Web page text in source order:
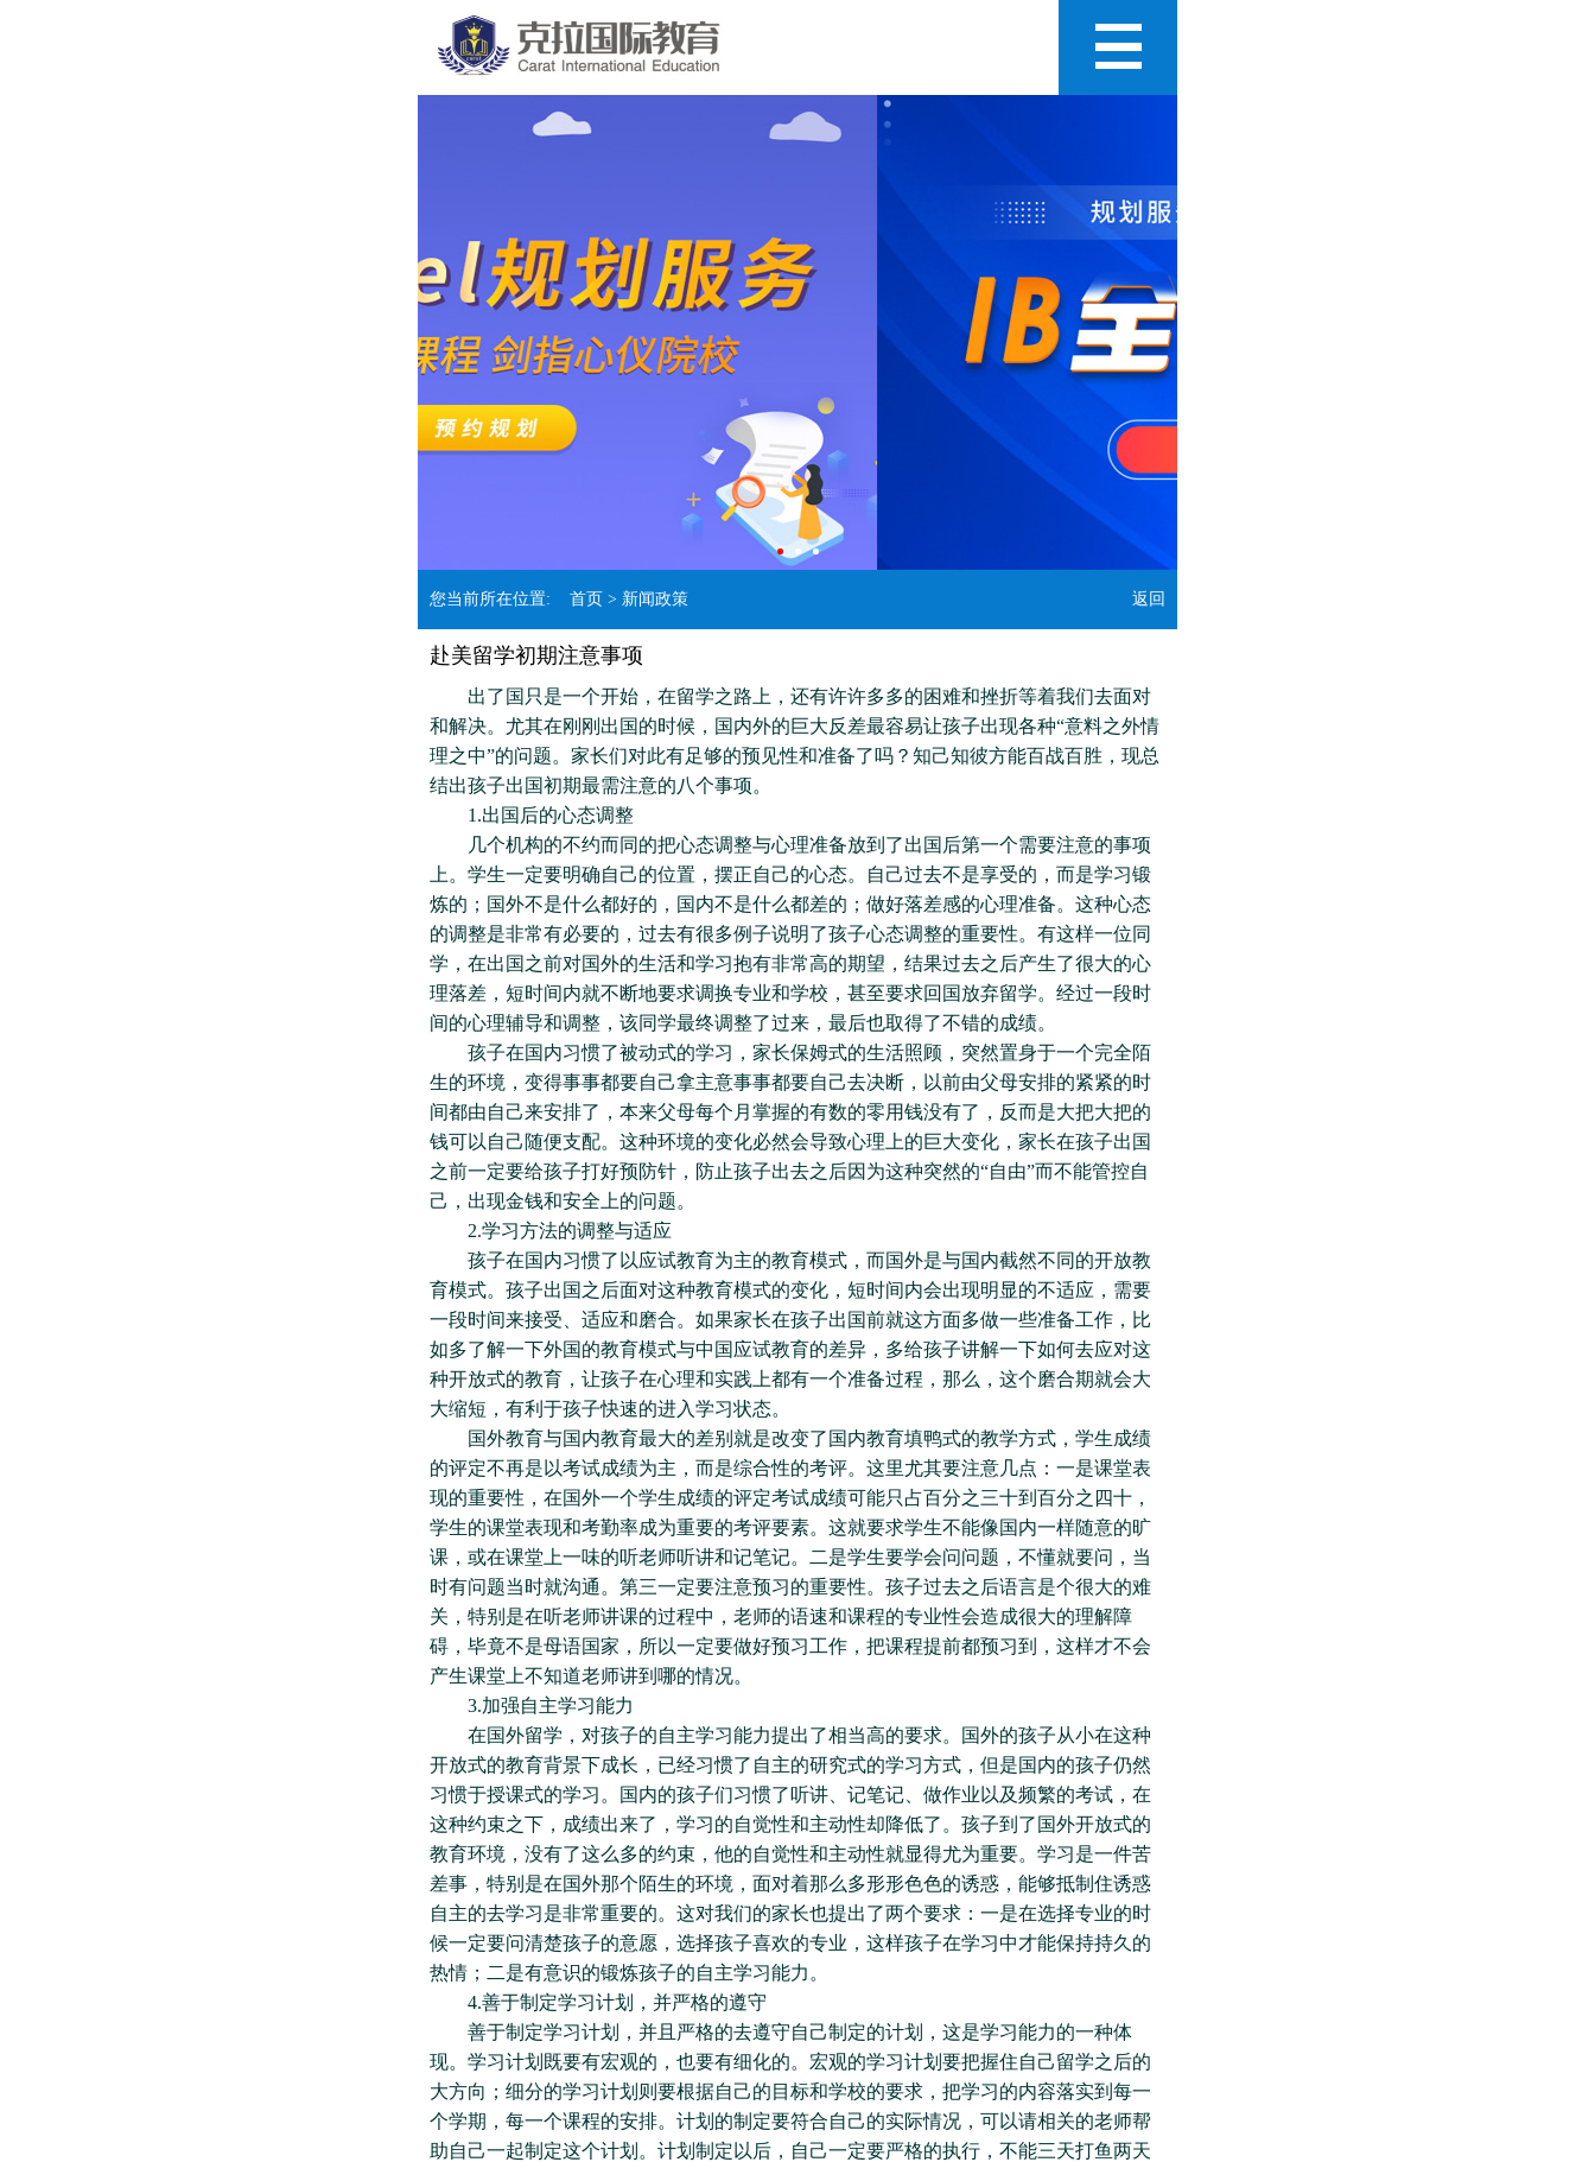
您当前所在位置: 首页 > 新闻政策 返回
赴美留学初期注意事项
出了国只是一个开始，在留学之路上，还有许许多多的困难和挫折等着我们去面对
和解决。尤其在刚刚出国的时候，国内外的巨大反差最容易让孩子出现各种“意料之外情
理之中”的问题。家长们对此有足够的预见性和准备了吗？知己知彼方能百战百胜，现总
结出孩子出国初期最需注意的八个事项。
1.出国后的心态调整
几个机构的不约而同的把心态调整与心理准备放到了出国后第一个需要注意的事项
上。学生一定要明确自己的位置，摆正自己的心态。自己过去不是享受的，而是学习锻
炼的；国外不是什么都好的，国内不是什么都差的；做好落差感的心理准备。这种心态
的调整是非常有必要的，过去有很多例子说明了孩子心态调整的重要性。有这样一位同
学，在出国之前对国外的生活和学习抱有非常高的期望，结果过去之后产生了很大的心
理落差，短时间内就不断地要求调换专业和学校，甚至要求回国放弃留学。经过一段时
间的心理辅导和调整，该同学最终调整了过来，最后也取得了不错的成绩。
孩子在国内习惯了被动式的学习，家长保姆式的生活照顾，突然置身于一个完全陌
生的环境，变得事事都要自己拿主意事事都要自己去决断，以前由父母安排的紧紧的时
间都由自己来安排了，本来父母每个月掌握的有数的零用钱没有了，反而是大把大把的
钱可以自己随便支配。这种环境的变化必然会导致心理上的巨大变化，家长在孩子出国
之前一定要给孩子打好预防针，防止孩子出去之后因为这种突然的“自由”而不能管控自
己，出现金钱和安全上的问题。
2.学习方法的调整与适应
孩子在国内习惯了以应试教育为主的教育模式，而国外是与国内截然不同的开放教
育模式。孩子出国之后面对这种教育模式的变化，短时间内会出现明显的不适应，需要
一段时间来接受、适应和磨合。如果家长在孩子出国前就这方面多做一些准备工作，比
如多了解一下外国的教育模式与中国应试教育的差异，多给孩子讲解一下如何去应对这
种开放式的教育，让孩子在心理和实践上都有一个准备过程，那么，这个磨合期就会大
大缩短，有利于孩子快速的进入学习状态。
国外教育与国内教育最大的差别就是改变了国内教育填鸭式的教学方式，学生成绩
的评定不再是以考试成绩为主，而是综合性的考评。这里尤其要注意几点：一是课堂表
现的重要性，在国外一个学生成绩的评定考试成绩可能只占百分之三十到百分之四十，
学生的课堂表现和考勤率成为重要的考评要素。这就要求学生不能像国内一样随意的旷
课，或在课堂上一味的听老师听讲和记笔记。二是学生要学会问问题，不懂就要问，当
时有问题当时就沟通。第三一定要注意预习的重要性。孩子过去之后语言是个很大的难
关，特别是在听老师讲课的过程中，老师的语速和课程的专业性会造成很大的理解障
碍，毕竟不是母语国家，所以一定要做好预习工作，把课程提前都预习到，这样才不会
产生课堂上不知道老师讲到哪的情况。
3.加强自主学习能力
在国外留学，对孩子的自主学习能力提出了相当高的要求。国外的孩子从小在这种
开放式的教育背景下成长，已经习惯了自主的研究式的学习方式，但是国内的孩子仍然
习惯于授课式的学习。国内的孩子们习惯了听讲、记笔记、做作业以及频繁的考试，在
这种约束之下，成绩出来了，学习的自觉性和主动性却降低了。孩子到了国外开放式的
教育环境，没有了这么多的约束，他的自觉性和主动性就显得尤为重要。学习是一件苦
差事，特别是在国外那个陌生的环境，面对着那么多形形色色的诱惑，能够抵制住诱惑
自主的去学习是非常重要的。这对我们的家长也提出了两个要求：一是在选择专业的时
候一定要问清楚孩子的意愿，选择孩子喜欢的专业，这样孩子在学习中才能保持持久的
热情；二是有意识的锻炼孩子的自主学习能力。
4.善于制定学习计划，并严格的遵守
善于制定学习计划，并且严格的去遵守自己制定的计划，这是学习能力的一种体
现。学习计划既要有宏观的，也要有细化的。宏观的学习计划要把握住自己留学之后的
大方向；细分的学习计划则要根据自己的目标和学校的要求，把学习的内容落实到每一
个学期，每一个课程的安排。计划的制定要符合自己的实际情况，可以请相关的老师帮
助自己一起制定这个计划。计划制定以后，自己一定要严格的执行，不能三天打鱼两天